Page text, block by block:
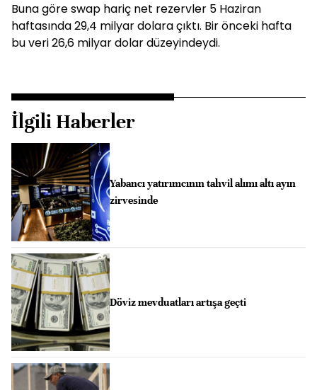
Buna göre swap hariç net rezervler 5 Haziran
haftasında 29,4 milyar dolara çıktı. Bir önceki hafta
bu veri 26,6 milyar dolar düzeyindeydi.
İlgili Haberler
Yabancı yatırımcının tahvil alımı altı ayın
zirvesinde
Döviz mevduatları artışa geçti